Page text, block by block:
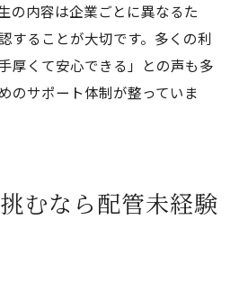
の内容は企業ごとに異なるた
することが大切です。多くの利
厚くて安心できる」との声も多
のサポート体制が整っていま
むなら配管未経験